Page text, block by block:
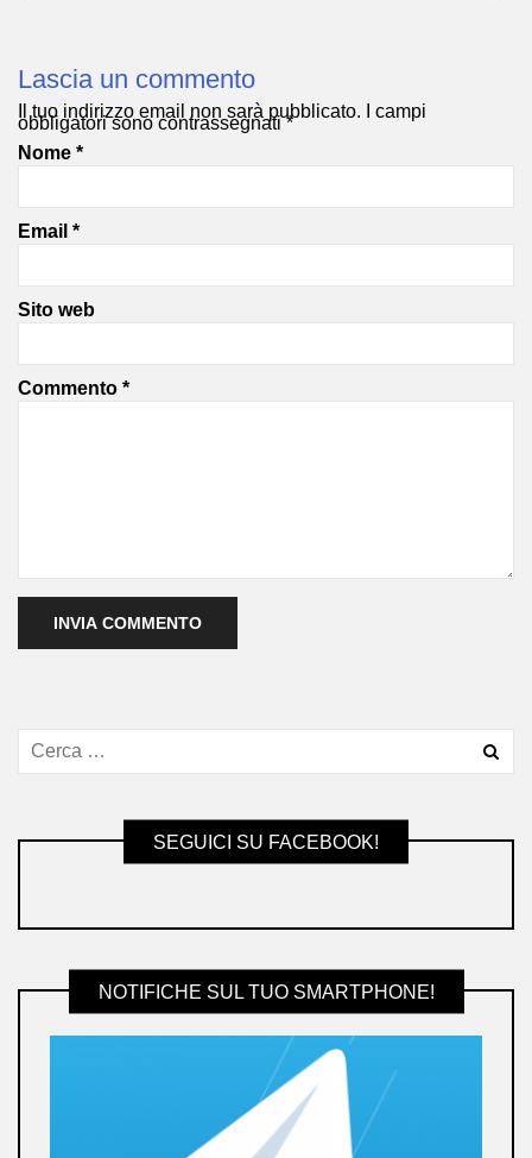
Lascia un commento
Il tuo indirizzo email non sarà pubblicato. I campi
obbligatori sono contrassegnati*
Nome *
Email *
Sito web
Commento *
SEGUICI SU FACEBOOK!
NOTIFICHE SUL TUO SMARTPHONE!